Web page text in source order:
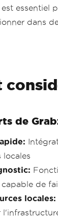
essentiel
dans
de
locales
de
locales: